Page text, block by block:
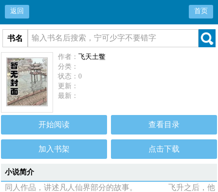
返回 首页
书名
作者：
飞天土鳖
分类：
状态：0
更新：
最新：
开始阅读 查看目录
加入书架 点击下载
小说简介
同人作品，讲述凡人仙界部分的故事。 飞升之后，他